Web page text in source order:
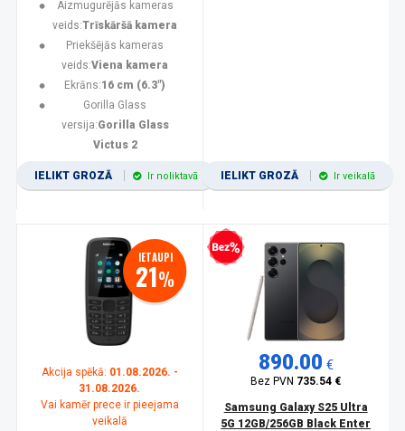
Aizmugurējās kameras
veids:Trīskāršā kamera
Priekšējās kameras
veids:Viena kamera
Ekrāns:16 cm (6.3")
Gorilla Glass
versija:Gorilla Glass
Victus 2
IELIKT GROZĀ Ir noliktavā IELIKT GROZĀ Ir veikalā
IETAUPI
21%
Akcija spēkā: 01.08.2026. -
31.08.2026.
Vai kamēr prece ir pieejama
veikalā
Bezprocentu kredīts
890.00 €
Bez PVN 735.54 €
Samsung Galaxy S25 Ultra
5G 12GB/256GB Black Enter